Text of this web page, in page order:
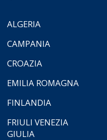
ALGERIA
CAMPANIA
CROAZIA
EMILIA ROMAGNA
FINLANDIA
FRIULI VENEZIA
GIULIA